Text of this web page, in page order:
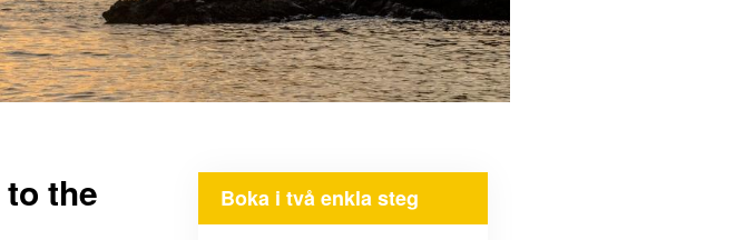
the
Boka i två enkla steg